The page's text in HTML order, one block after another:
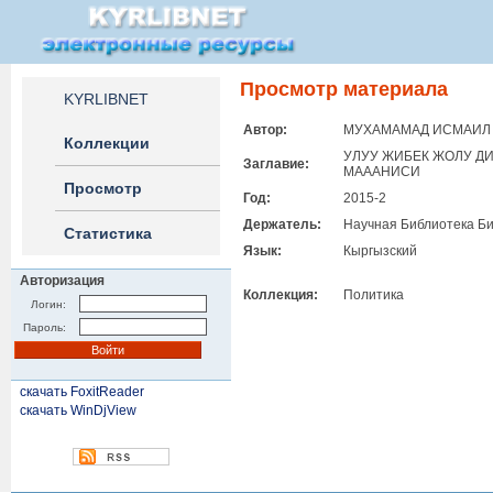
KYRLIBNET
Коллекции
Просмотр
Статистика
Авторизация
Логин:
Пароль:
скачать FoxitReader
скачать WinDjView
Просмотр материала
Автор: МУХАМАМАД
Заглавие:
УЛУУ ЖИБЕК ЖОЛУ
МАААНИСИ
Год:
2015-2
Держатель:
Научная Библиотека
Язык:
Кыргызский
Коллекция: Политика